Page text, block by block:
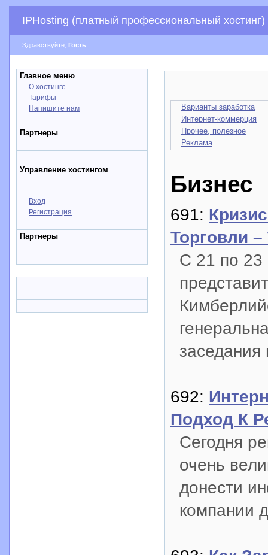
IPHosting (платный профессиональный хостинг)
Здравствуйте, Гость
Главное меню
О хостинге
Тарифы
Напишите нам
Партнеры
Управление хостингом
Вход
Регистрация
Партнеры
Варианты заработка
Интернет-коммерция
Прочее, полезное
Реклама
Бизнес
691:
Торговли
С 21 по 23
692:
Подход К
Сегодня
очень
донести
компании